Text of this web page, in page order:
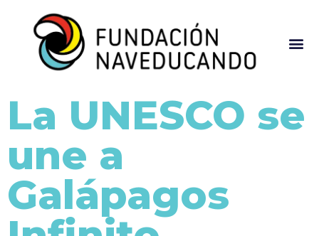
La UNESCO se
une a
Galápagos